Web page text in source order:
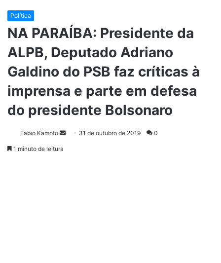
Política
NA PARAÍBA: Presidente da
ALPB, Deputado Adriano
Galdino do PSB faz críticas à
imprensa e parte em defesa
do presidente Bolsonaro
Fabio Kamoto 31 de outubro de 2019 0
1 minuto de leitura